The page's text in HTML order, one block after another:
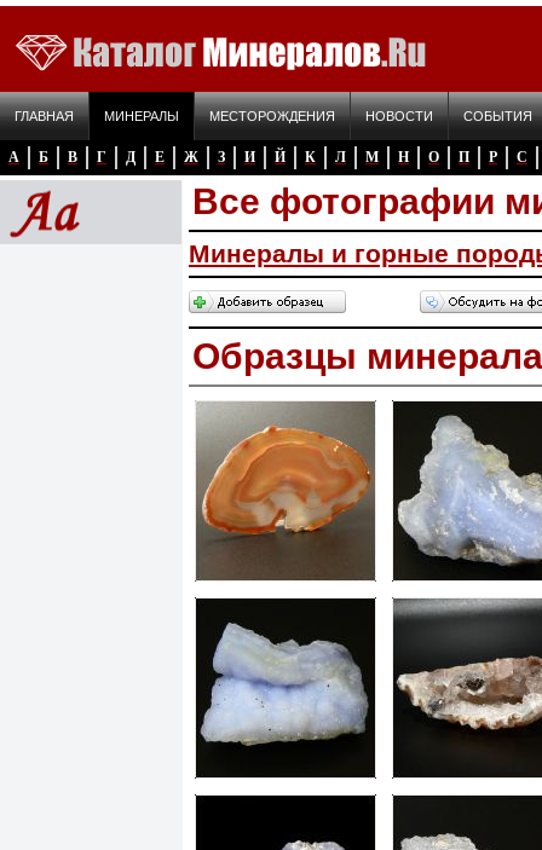
ГЛАВНАЯ МИНЕРАЛЫ МЕСТОРОЖДЕНИЯ НОВОСТИ СОБЫТИЯ
А Б В Г Д Е Ж З И Й К Л М Н О П Р С
Все фотографии
Минералы и горные
Образцы минерала